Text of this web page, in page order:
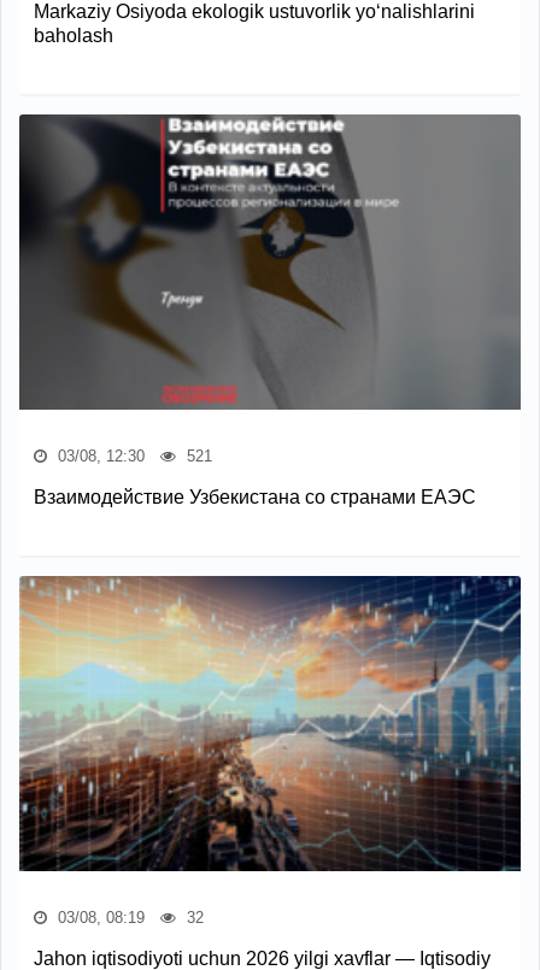
Markaziy Osiyoda ekologik ustuvorlik yo‘nalishlarini
baholash
03/08, 12:30 521
Взаимодействие Узбекистана со странами ЕАЭС
03/08, 08:19 32
Jahon iqtisodiyoti uchun 2026 yilgi xavflar — Iqtisodiy